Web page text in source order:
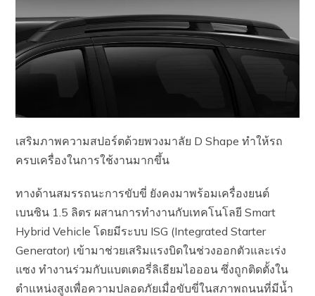
เสริมภาพความสปอร์ตด้วยพวงมาลัย D Shape ทำให้รถ
ครบเครื่องในการใช้งานมากขึ้น
ทางด้านสมรรถนะการขับขี่ ยังคงมาพร้อมเครื่องยนต์
เบนซิน 1.5 ลิตร ผสานการทำงานกับเทคโนโลยี Smart
Hybrid Vehicle โดยมีระบบ ISG (Integrated Starter
Generator) เข้ามาช่วยเสริมแรงบิดในช่วงออกตัวและเร่ง
แซง ทำงานร่วมกับแบตเตอรี่ลิเธียมไอออน ซึ่งถูกติดตั้งใน
ตำแหน่งสูงเพื่อความปลอดภัยเมื่อขับขี่ในสภาพถนนที่มีน้ำ